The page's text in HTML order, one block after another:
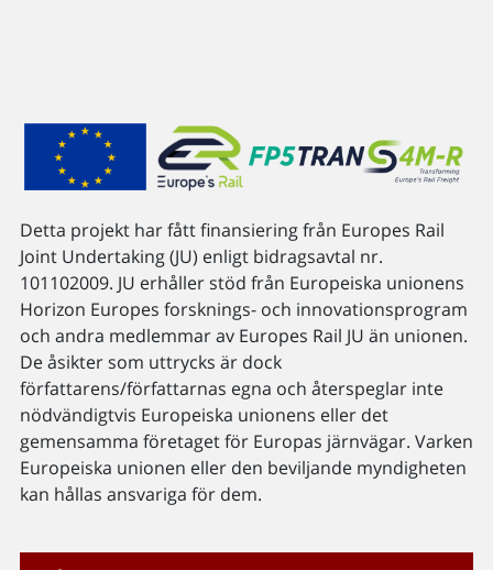
Detta projekt har fått finansiering från Europes Rail
Joint Undertaking (JU) enligt bidragsavtal nr.
101102009. JU erhåller stöd från Europeiska unionens
Horizon Europes forsknings- och innovationsprogram
och andra medlemmar av Europes Rail JU än unionen.
De åsikter som uttrycks är dock
författarens/författarnas egna och återspeglar inte
nödvändigtvis Europeiska unionens eller det
gemensamma företaget för Europas järnvägar. Varken
Europeiska unionen eller den beviljande myndigheten
kan hållas ansvariga för dem.